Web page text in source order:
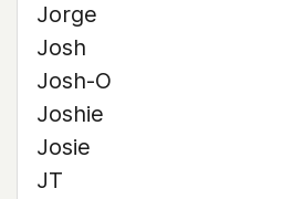
Jorge
Josh
Josh-O
Joshie
Josie
JT